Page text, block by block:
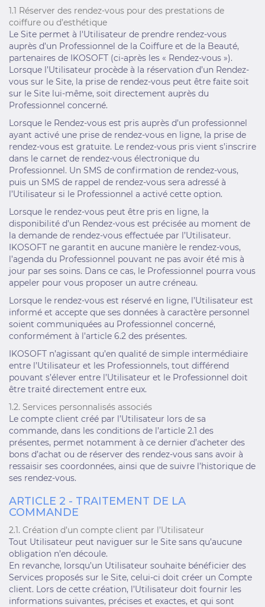
1.1 Réserver des rendez-vous pour des prestations de
coiffure ou d’esthétique
Le Site permet à l'Utilisateur de prendre rendez-vous
auprès d’un Professionnel de la Coiffure et de la Beauté,
partenaires de IKOSOFT (ci-après les « Rendez-vous »).
Lorsque l’Utilisateur procède à la réservation d’un Rendez-
vous sur le Site, la prise de rendez-vous peut être faite soit
sur le Site lui-même, soit directement auprès du
Professionnel concerné.
Lorsque le Rendez-vous est pris auprès d’un professionnel
ayant activé une prise de rendez-vous en ligne, la prise de
rendez-vous est gratuite. Le rendez-vous pris vient s’inscrire
dans le carnet de rendez-vous électronique du
Professionnel. Un SMS de confirmation de rendez-vous,
puis un SMS de rappel de rendez-vous sera adressé à
l’Utilisateur si le Professionnel a activé cette option.
Lorsque le rendez-vous peut être pris en ligne, la
disponibilité d’un Rendez-vous est précisée au moment de
la demande de rendez-vous effectuée par l’Utilisateur.
IKOSOFT ne garantit en aucune manière le rendez-vous,
l’agenda du Professionnel pouvant ne pas avoir été mis à
jour par ses soins. Dans ce cas, le Professionnel pourra vous
appeler pour vous proposer un autre créneau.
Lorsque le rendez-vous est réservé en ligne, l’Utilisateur est
informé et accepte que ses données à caractère personnel
soient communiquées au Professionnel concerné,
conformément à l’article 6.2 des présentes.
IKOSOFT n’agissant qu’en qualité de simple intermédiaire
entre l’Utilisateur et les Professionnels, tout différend
pouvant s’élever entre l’Utilisateur et le Professionnel doit
être traité directement entre eux.
1.2. Services personnalisés associés
Le compte client créé par l’Utilisateur lors de sa
commande, dans les conditions de l’article 2.1 des
présentes, permet notamment à ce dernier d’acheter des
bons d’achat ou de réserver des rendez-vous sans avoir à
ressaisir ses coordonnées, ainsi que de suivre l’historique de
ses rendez-vous.
ARTICLE 2 - TRAITEMENT DE LA
COMMANDE
2.1. Création d’un compte client par l’Utilisateur
Tout Utilisateur peut naviguer sur le Site sans qu’aucune
obligation n’en découle.
En revanche, lorsqu’un Utilisateur souhaite bénéficier des
Services proposés sur le Site, celui-ci doit créer un Compte
client. Lors de cette création, l’Utilisateur doit fournir les
informations suivantes, précises et exactes, et qui sont